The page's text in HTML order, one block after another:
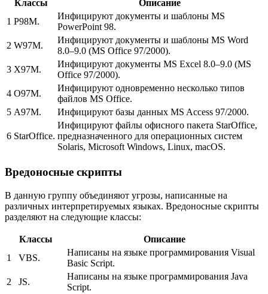
Классы
Описание
1 P98M.
Инфицируют документы и шаблоны MS
PowerPoint 98.
2 W97M.
Инфицируют документы и шаблоны MS Word
8.0–9.0 (MS Office 97/2000).
3 X97M.
Инфицируют документы MS Excel 8.0–9.0 (MS
Office 97/2000).
4 O97M.
Инфицируют одновременно несколько типов
файлов MS Office.
5 A97M. Инфицируют базы данных MS Access 97/2000.
6 StarOffice.
Инфицируют файлы офисного пакета StarOffice,
предназначенного для операционных систем
Solaris, Microsoft Windows, Linux, macOS.
Вредоносные скрипты
В данную группу объединяют угрозы, написанные на
различных интерпретируемых языках. Вредоносные скрипты
разделяют на следующие классы:
Классы
Описание
1
VBS.
Написаны на языке программирования Visual
Basic Script.
2
JS.
Написаны на языке программирования Java
Script.